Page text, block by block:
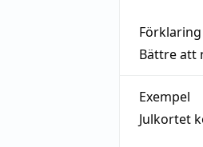
Förklaring
Bättre att
Exempel
Julkortet